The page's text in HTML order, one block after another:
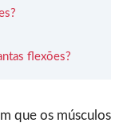
flexões?
que os músculos